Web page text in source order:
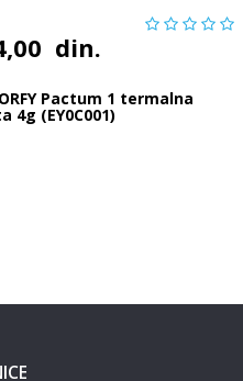
din.
Pactum 1 termalna
4g (EY0C001)